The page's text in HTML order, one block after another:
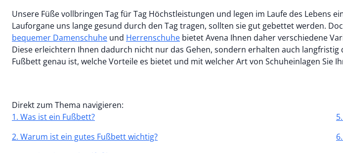
Unsere Füße vollbringen Tag für Tag Höchstleistungen und legen im Laufe des Lebens
Lauforgane uns lange gesund durch den Tag tragen, sollten sie gut gebettet werden.
bequemer Damenschuhe und Herrenschuhe bietet Avena Ihnen daher verschiedene
Diese erleichtern Ihnen dadurch nicht nur das Gehen, sondern erhalten auch
Fußbett genau ist, welche Vorteile es bietet und mit welcher Art von Schuheinlagen
Direkt zum Thema navigieren:
1. Was ist ein Fußbett?
2. Warum ist ein gutes Fußbett wichtig?